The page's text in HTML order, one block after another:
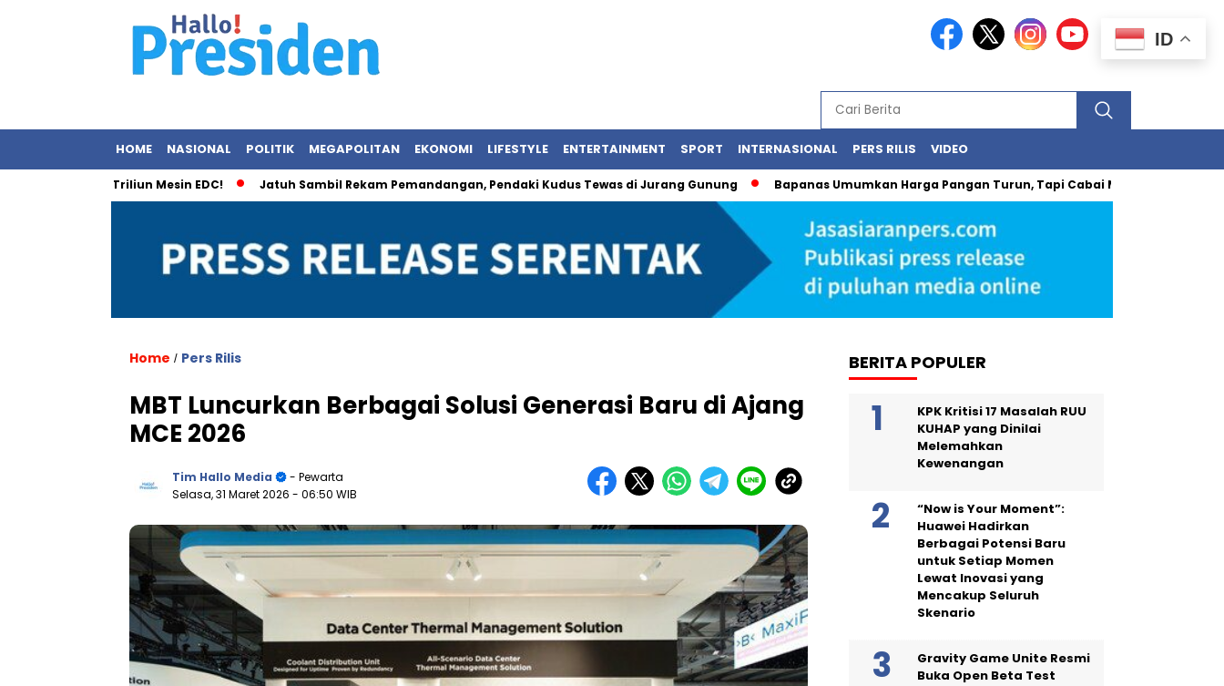
HOME NASIONAL POLITIK MEGAPOLITAN EKONOMI LIFESTYLE ENTERTAINMENT SPORT INTERNASIONAL PERS RILIS VIDEO
Rp2,1 Triliun Mesin EDC! Jatuh Sambil Rekam Pemandangan, Pendaki Kudus Tewas di Jurang Gunung Bapanas Umumkan Harga Pangan Turun, Tapi Cabai Masih Buat Kantong Panas
Home / Pers Rilis
MBT Luncurkan Berbagai Solusi Generasi Baru di Ajang
MCE 2026
Tim Hallo Media
- Pewarta
Selasa, 31 Maret 2026 - 06:50 WIB
BERITA POPULER
KPK Kritisi 17 Masalah RUU
KUHAP yang Dinilai
Melemahkan
Kewenangan
“Now is Your Moment”:
Huawei Hadirkan
Berbagai Potensi Baru
untuk Setiap Momen
Lewat Inovasi yang
Mencakup Seluruh
Skenario
Gravity Game Unite Resmi
Buka Open Beta Test
ID